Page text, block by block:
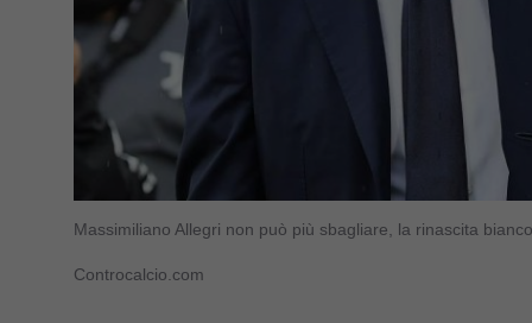
Massimiliano Allegri non può più sbagliare, la rinascita
Controcalcio.com